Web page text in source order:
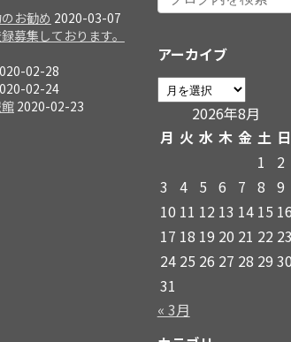
お勧め 2020-03-07
募集しております。
02-28
02-24
2020-02-23
アーカイブ
2026年8月
月 火 水 木 金 土 日
1
2
3
4 5 6 7 8 9
10 11 12 13 14 15 16
17 18 19 20 21 22 23
24 25 26 27 28 29 30
31
« 3月